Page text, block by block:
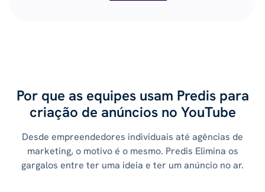
Por que as equipes usam Predis para
criação de anúncios no YouTube
Desde empreendedores individuais até agências de
marketing, o motivo é o mesmo. Predis Elimina os
gargalos entre ter uma ideia e ter um anúncio no ar.